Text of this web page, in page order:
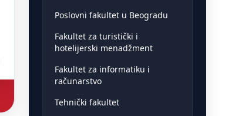
Poslovni fakultet u Beogradu
Fakultet za turistički i
hotelijerski menadžment
Fakultet za informatiku i
računarstvo
Tehnički fakultet